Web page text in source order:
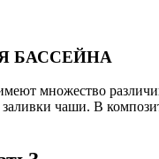
БАССЕЙНА
множество
чаши. В